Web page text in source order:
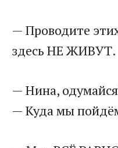
— Проводите
здесь НЕ ЖИВУТ.
— Нина,
— Куда мы